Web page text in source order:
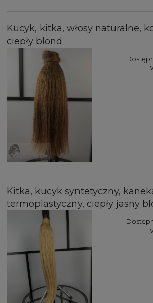
Kucyk, kitka, włosy naturalne,
ciepły blond
Kitka, kucyk syntetyczny,
termoplastyczny, ciepły jasny